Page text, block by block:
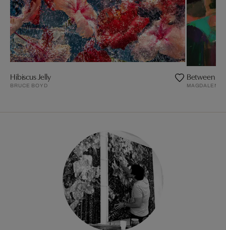
Hibiscus Jelly
BRUCE BOYD
Between
MAGDALENA